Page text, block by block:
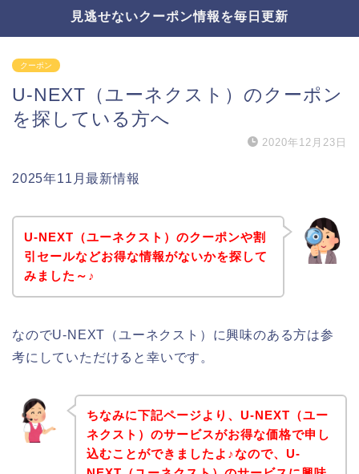
見逃せないクーポン情報を毎日更新
クーポン
U-NEXT（ユーネクスト）のクーポン
を探している方へ
2020年12月23日
2025年11月最新情報
U-NEXT（ユーネクスト）のクーポンや割
引セールなどお得な情報がないかを探して
みました～♪
なのでU-NEXT（ユーネクスト）に興味のある方は参
考にしていただけると幸いです。
ちなみに下記ページより、U-NEXT（ユー
ネクスト）のサービスがお得な価格で申し
込むことができましたよ♪なので、U-